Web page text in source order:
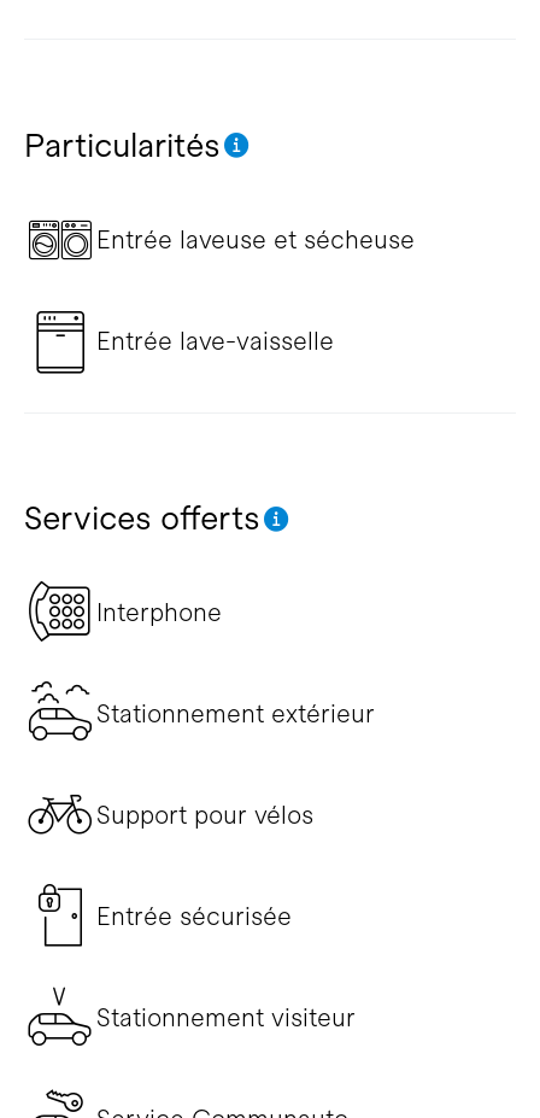
Particularités
Entrée laveuse et sécheuse
Entrée lave-vaisselle
Services offerts
Interphone
Stationnement extérieur
Support pour vélos
Entrée sécurisée
Stationnement visiteur